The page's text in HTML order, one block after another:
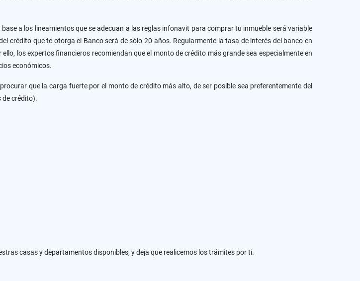
a los lineamientos que se adecuan a las reglas infonavit para comprar tu inmueble será variable
crédito que te otorga el Banco será de sólo 20 años. Regularmente la tasa de interés del banco en
los expertos financieros recomiendan que el monto de crédito más grande sea especialmente en
económicos.
que la carga fuerte por el monto de crédito más alto, de ser posible sea preferentemente del
de crédito).
casas y departamentos disponibles, y deja que realicemos los trámites por ti.